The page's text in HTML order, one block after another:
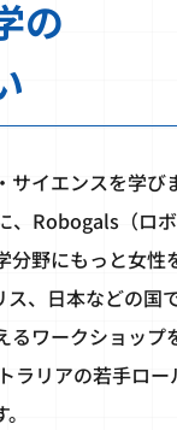
の
サイエンスを学
、Robogals（ロ
分野にもっと女
、日本などの
るワークショッ
ラリアの若手ロ